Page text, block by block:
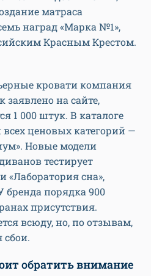
матраса
наград «Марка №1»,
Красным Крестом.
кровати компания
заявлено на сайте,
1 000 штук. В каталоге
ценовых категорий —
Новые модели
тестирует
«Лаборатория сна»,
бренда порядка 900
присутствия.
всюду, но, по отзывам,
сбои.
обратить внимание